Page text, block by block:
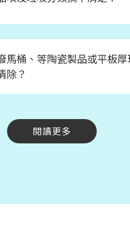
馬桶、等陶瓷製品或平板
除？
閱讀更多